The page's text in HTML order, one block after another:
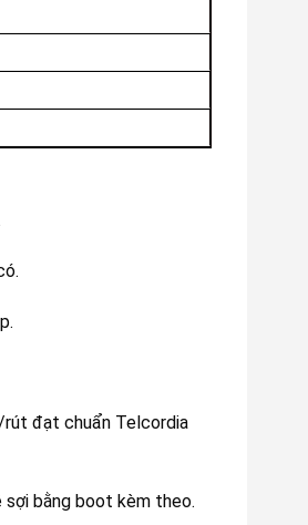
đạt chuẩn Telcordia
bằng boot kèm theo.